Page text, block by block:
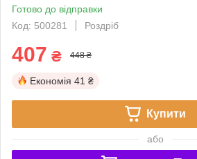
Готово до відправки
Код: 500281
Роздріб
407 ₴ 448 ₴
Економія 41 ₴
Купити
або